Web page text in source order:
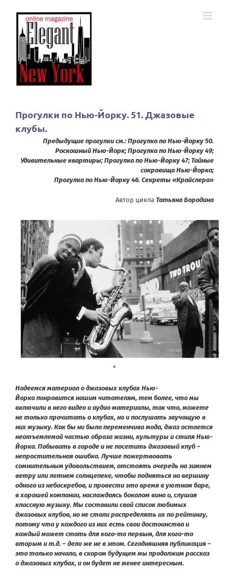
Прогулки по Нью-Йорку. 51. Джазовые
клубы.
Предыдущие прогулки см.: Прогулка по Нью-Йорку 50.
Роскошный Нью-Йорк; Прогулка по Нью-Йорку 49;
Удивительные квартиры; Прогулка по Нью-Йорку 47; Тайные
сокровища Нью-Йорка;
Прогулка по Нью-Йорку 46. Секреты «Крайслера»
Автор цикла Татьяна Бородина
*
Надеемся материал о джазовых клубах Нью-
Йорка понравится нашим читателям, тем более, что мы
включили в него видео и аудио материалы, так что, можете
не только прочитать о клубах, но и послушать звучащую в
них музыку. Как бы ни была переменчива мода, джаз остается
неотъемлемой частью образа жизни, культуры и стиля Нью-
Йорка. Побывать в городе и не посетить джазовый клуб –
непростительная ошибка. Лучше пожертвовать
сомнительным удовольствием, отстоять очередь на зимнем
ветру или летнем солнцепеке, чтобы подняться на вершину
одного из небоскребов, и провести это время в уютном баре,
в хорошей компании, наслаждаясь бокалом вина и, слушая
классную музыку. Мы составили свой список любимых
джазовых клубов, но не стали распределять их по рейтингу,
потому что у каждого из них есть свои достоинства и
каждый может стать для кого-то первым, для кого-то
вторым и т.д. – дело же не в этом. Сегодняшняя публикация –
это только начало, в скором будущем мы продолжим рассказ
о джазовых клубах, и он будет не менее интересным.